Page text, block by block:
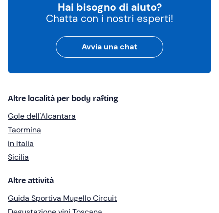
Hai bisogno di aiuto?
Chatta con i nostri esperti!
Avvia una chat
Altre località per body rafting
Gole dell'Alcantara
Taormina
in Italia
Sicilia
Altre attività
Guida Sportiva Mugello Circuit